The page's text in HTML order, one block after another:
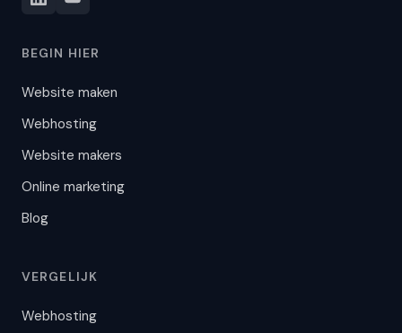
BEGIN HIER
Website maken
Webhosting
Website makers
Online marketing
Blog
VERGELIJK
Webhosting